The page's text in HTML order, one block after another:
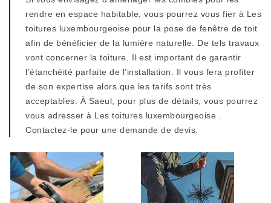
rendre en espace habitable, vous pourrez vous fier à Les
toitures luxembourgeoise pour la pose de fenêtre de toit
afin de bénéficier de la lumière naturelle. De tels travaux
vont concerner la toiture. Il est important de garantir
l’étanchéité parfaite de l’installation. Il vous fera profiter
de son expertise alors que les tarifs sont très
acceptables. À Saeul, pour plus de détails, vous pourrez
vous adresser à Les toitures luxembourgeoise .
Contactez-le pour une demande de devis.